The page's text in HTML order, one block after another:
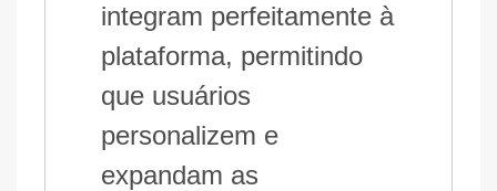
integram perfeitamente à
plataforma, permitindo
que usuários
personalizem e
expandam as